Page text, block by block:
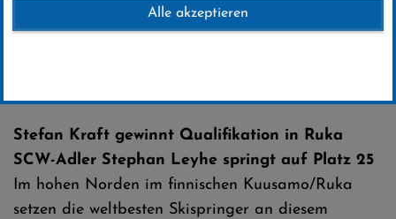
24 .November 2017
Stefan Kraft gewinnt Qualifikation in Ruka
SCW-Adler Stephan Leyhe springt auf Platz 25
Im hohen Norden im finnischen Kuusamo/Ruka
setzen die weltbesten Skispringer an diesem
Alle akzeptieren